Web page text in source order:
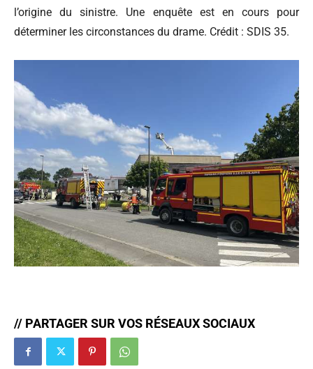
l’origine du sinistre. Une enquête est en cours pour
déterminer les circonstances du drame. Crédit : SDIS 35.
// PARTAGER SUR VOS RÉSEAUX SOCIAUX